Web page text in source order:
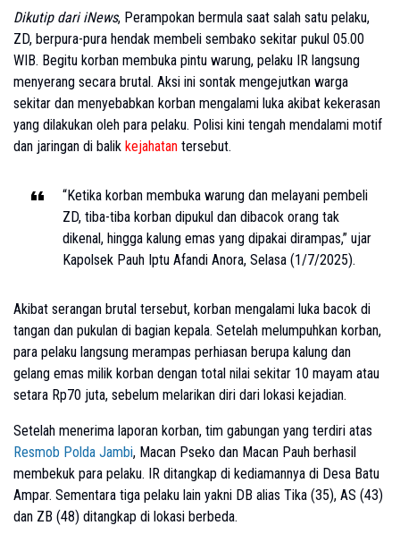
Dikutip dari iNews, Perampokan bermula saat salah satu pelaku,
ZD, berpura-pura hendak membeli sembako sekitar pukul 05.00
WIB. Begitu korban membuka pintu warung, pelaku IR langsung
menyerang secara brutal. Aksi ini sontak mengejutkan warga
sekitar dan menyebabkan korban mengalami luka akibat kekerasan
yang dilakukan oleh para pelaku. Polisi kini tengah mendalami motif
dan jaringan di balik kejahatan tersebut.
“Ketika korban membuka warung dan melayani pembeli
ZD, tiba-tiba korban dipukul dan dibacok orang tak
dikenal, hingga kalung emas yang dipakai dirampas,” ujar
Kapolsek Pauh Iptu Afandi Anora, Selasa (1/7/2025).
Akibat serangan brutal tersebut, korban mengalami luka bacok di
tangan dan pukulan di bagian kepala. Setelah melumpuhkan korban,
para pelaku langsung merampas perhiasan berupa kalung dan
gelang emas milik korban dengan total nilai sekitar 10 mayam atau
setara Rp70 juta, sebelum melarikan diri dari lokasi kejadian.
Setelah menerima laporan korban, tim gabungan yang terdiri atas
Resmob Polda Jambi, Macan Pseko dan Macan Pauh berhasil
membekuk para pelaku. IR ditangkap di kediamannya di Desa Batu
Ampar. Sementara tiga pelaku lain yakni DB alias Tika (35), AS (43)
dan ZB (48) ditangkap di lokasi berbeda.